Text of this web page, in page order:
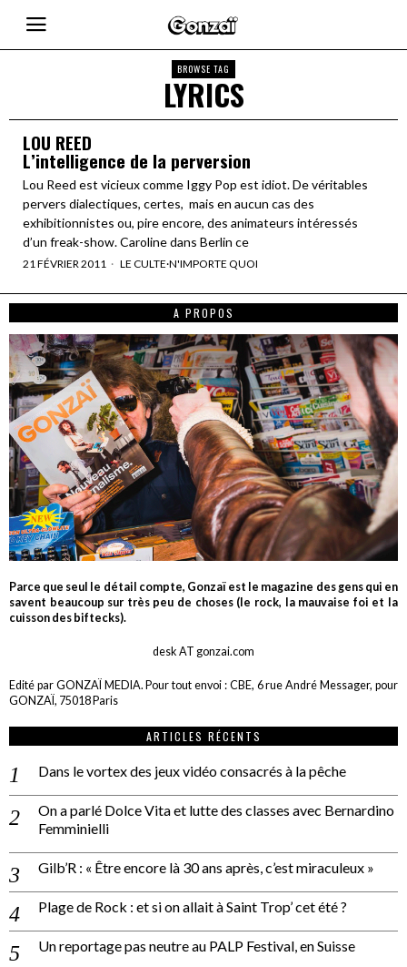
BROWSE TAG
LYRICS
LOU REED
L’intelligence de la perversion
Lou Reed est vicieux comme Iggy Pop est idiot. De véritables
pervers dialectiques, certes, mais en aucun cas des
exhibitionnistes ou, pire encore, des animateurs intéressés
d’un freak-show. Caroline dans Berlin ce
21 FÉVRIER 2011 LE CULTE·N'IMPORTE QUOI
A PROPOS
Parce que seul le détail compte, Gonzaï est le magazine des gens qui en
savent beaucoup sur très peu de choses (le rock, la mauvaise foi et la
cuisson des biftecks).
desk AT gonzai.com
Edité par GONZAÏ MEDIA. Pour tout envoi : CBE, 6 rue André Messager, pour
GONZAÏ, 75018 Paris
ARTICLES RÉCENTS
Dans le vortex des jeux vidéo consacrés à la pêche
On a parlé Dolce Vita et lutte des classes avec Bernardino
Femminielli
Gilb’R : « Être encore là 30 ans après, c’est miraculeux »
Plage de Rock : et si on allait à Saint Trop’ cet été ?
Un reportage pas neutre au PALP Festival, en Suisse